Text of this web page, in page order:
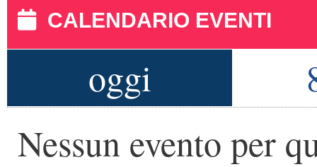
CALENDARIO EVENTI
oggi
Nessun evento per